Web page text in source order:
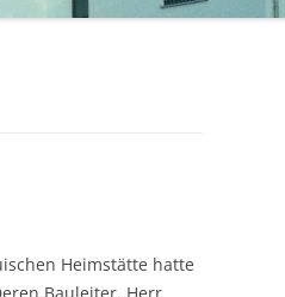
Heimstätte hatte